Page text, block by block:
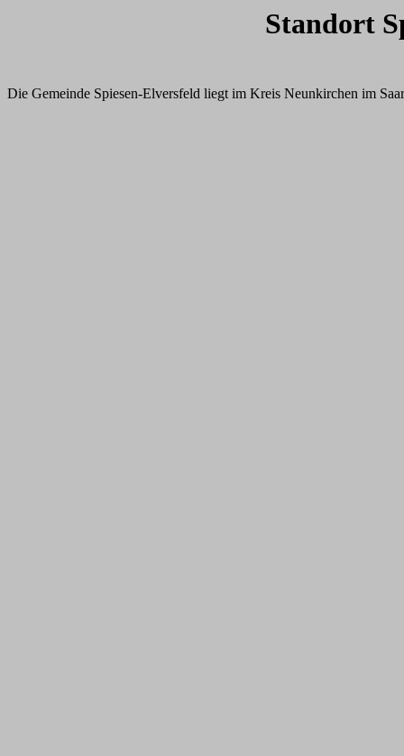
Standort
Die Gemeinde Spiesen-Elversfeld liegt im Kreis Neunkirchen im